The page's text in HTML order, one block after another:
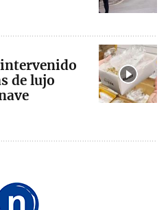
de lujo